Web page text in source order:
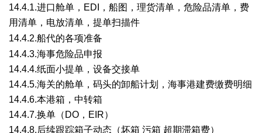
14.4.1.进口舱单，EDI，船图，理货清单，危险品清单，费
用清单，电放清单，提单扫描件
14.4.2.船代的各项准备
14.4.3.海事危险品申报
14.4.4.纸面小提单，设备交接单
14.4.5.海关的舱单，码头的卸船计划，海事港建费缴费明细
14.4.6.本港箱，中转箱
14.4.7.换单（DO，EIR）
14.4.8.后续跟踪箱子动态（坏箱 污箱 超期滞箱费）